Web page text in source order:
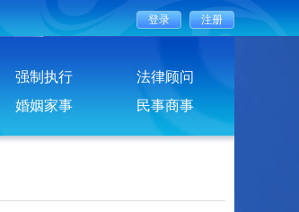
强制执行
法律顾问
婚姻家事 民事商事